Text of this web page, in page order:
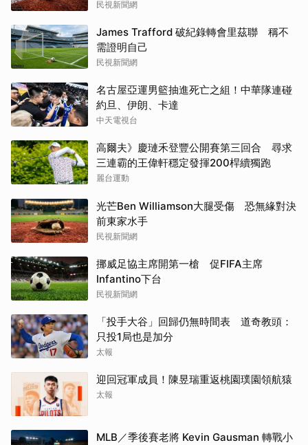
民視新聞網
James Trafford 破紀錄轉會里茲聯 稱不
需證明自己
民視新聞網
名古屋亞運男籃抽進死亡之組！中華隊連碰
約旦、伊朗、卡達
中天電視台
高爾夫》慶璉禾登豐公開賽第三回合 尋求
三連霸的王偉軒穩定發揮200桿續獨跑
麗台運動
光芒Ben Williamson大腿受傷 恐無緣對決
前東家水手
民視新聞網
挪威足協主席開第一槍 促FIFA主席
Infantino下台
民視新聞網
「投手大谷」回歸仍無時間表 道奇教頭：
只投1局也是加分
太報
迎回冠軍成員！陳昱瑞重返桃園璞園領航猿
太報
MLB／季後賽老將 Kevin Gausman 轉戰小